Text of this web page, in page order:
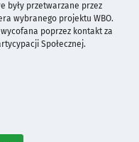
były przetwarzane przez
wybranego projektu WBO.
poprzez kontakt za
Społecznej.